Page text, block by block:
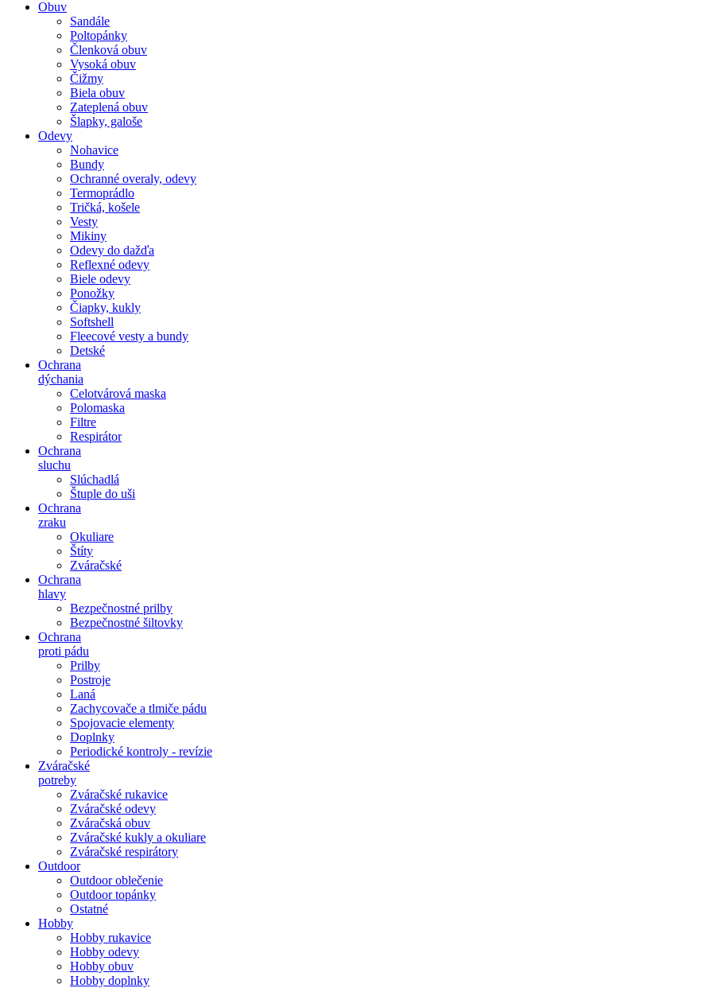
Obuv
Sandále
Poltopánky
Členková obuv
Vysoká obuv
Čižmy
Biela obuv
Zateplená obuv
Šlapky, galoše
Odevy
Nohavice
Bundy
Ochranné overaly, odevy
Termoprádlo
Tričká, košele
Vesty
Mikiny
Odevy do dažďa
Reflexné odevy
Biele odevy
Ponožky
Čiapky, kukly
Softshell
Fleecové vesty a bundy
Detské
Ochrana
dýchania
Celotvárová maska
Polomaska
Filtre
Respirátor
Ochrana
sluchu
Slúchadlá
Štuple do uši
Ochrana
zraku
Okuliare
Štíty
Zváračské
Ochrana
hlavy
Bezpečnostné prilby
Bezpečnostné šiltovky
Ochrana
proti pádu
Prilby
Postroje
Laná
Zachycovače a tlmiče pádu
Spojovacie elementy
Doplnky
Periodické kontroly - revízie
Zváračské
potreby
Zváračské rukavice
Zváračské odevy
Zváračská obuv
Zváračské kukly a okuliare
Zváračské respirátory
Outdoor
Outdoor oblečenie
Outdoor topánky
Ostatné
Hobby
Hobby rukavice
Hobby odevy
Hobby obuv
Hobby doplnky